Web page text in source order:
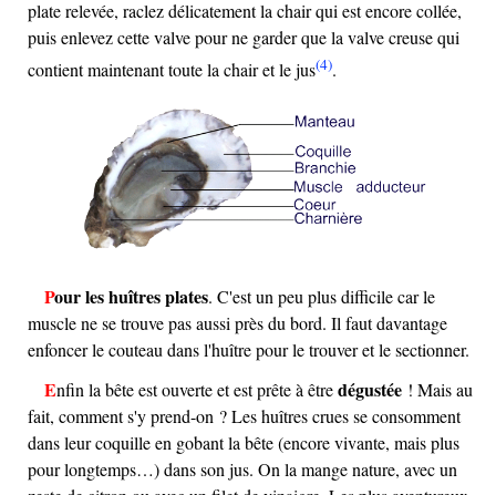
plate relevée, raclez délicatement la chair qui est encore collée,
puis enlevez cette valve pour ne garder que la valve creuse qui
contient maintenant toute la chair et le jus(4).
Pour les huîtres plates. C'est un peu plus difficile car le
muscle ne se trouve pas aussi près du bord. Il faut davantage
enfoncer le couteau dans l'huître pour le trouver et le sectionner.
Enfin la bête est ouverte et est prête à êtredégustée ! Mais au
fait, comment s'y prend-on ? Les huîtres crues se consomment
dans leur coquille en gobant la bête (encore vivante, mais plus
pour longtemps…) dans son jus. On la mange nature, avec un